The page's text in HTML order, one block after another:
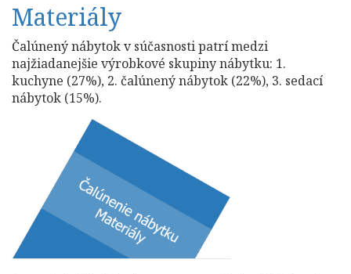
Materiály
Čalúnený nábytok v súčasnosti patrí medzi
najžiadanejšie výrobkové skupiny nábytku: 1.
kuchyne (27%), 2. čalúnený nábytok (22%), 3. sedací
nábytok (15%).